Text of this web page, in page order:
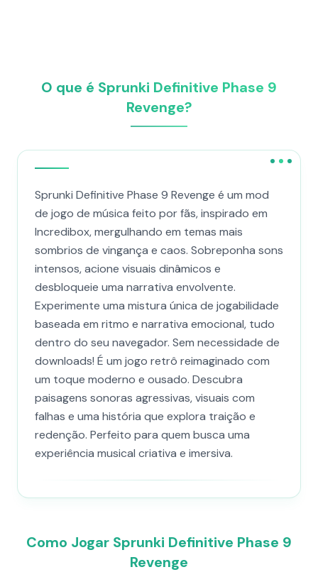
O que é Sprunki Definitive Phase 9
Revenge?
Sprunki Definitive Phase 9 Revenge é um mod
de jogo de música feito por fãs, inspirado em
Incredibox, mergulhando em temas mais
sombrios de vingança e caos. Sobreponha sons
intensos, acione visuais dinâmicos e
desbloqueie uma narrativa envolvente.
Experimente uma mistura única de jogabilidade
baseada em ritmo e narrativa emocional, tudo
dentro do seu navegador. Sem necessidade de
downloads! É um jogo retrô reimaginado com
um toque moderno e ousado. Descubra
paisagens sonoras agressivas, visuais com
falhas e uma história que explora traição e
redenção. Perfeito para quem busca uma
experiência musical criativa e imersiva.
Como Jogar Sprunki Definitive Phase 9
Revenge